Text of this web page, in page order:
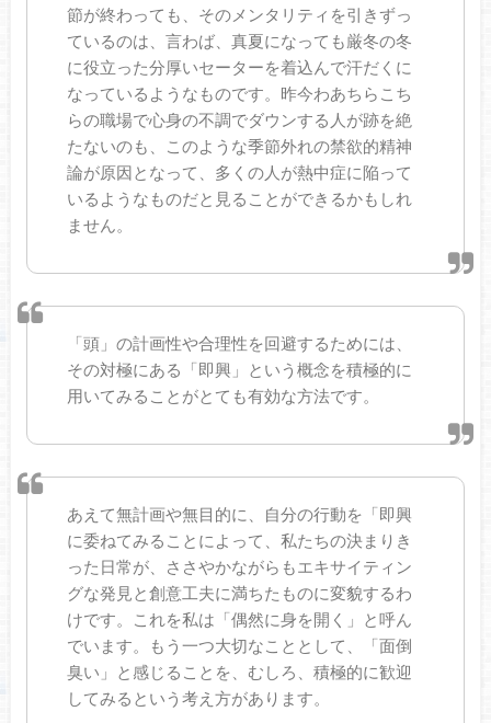
節が終わっても、そのメンタリティを引きずっ
ているのは、言わば、真夏になっても厳冬の冬
に役立った分厚いセーターを着込んで汗だくに
なっているようなものです。昨今わあちらこち
らの職場で心身の不調でダウンする人が跡を絶
たないのも、このような季節外れの禁欲的精神
論が原因となって、多くの人が熱中症に陥って
いるようなものだと見ることができるかもしれ
ません。
「頭」の計画性や合理性を回避するためには、
その対極にある「即興」という概念を積極的に
用いてみることがとても有効な方法です。
あえて無計画や無目的に、自分の行動を「即興
に委ねてみることによって、私たちの決まりき
った日常が、ささやかながらもエキサイティン
グな発見と創意工夫に満ちたものに変貌するわ
けです。これを私は「偶然に身を開く」と呼ん
でいます。もう一つ大切なこととして、「面倒
臭い」と感じることを、むしろ、積極的に歓迎
してみるという考え方があります。